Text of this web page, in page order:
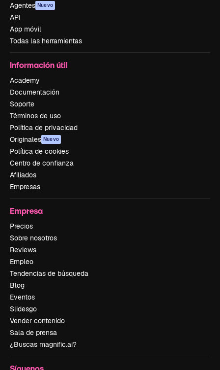
Agentes Nuevo
API
App móvil
Todas las herramientas
Información útil
Academy
Documentación
Soporte
Términos de uso
Política de privacidad
Originales Nuevo
Política de cookies
Centro de confianza
Afiliados
Empresas
Empresa
Precios
Sobre nosotros
Reviews
Empleo
Tendencias de búsqueda
Blog
Eventos
Slidesgo
Vender contenido
Sala de prensa
¿Buscas magnific.ai?